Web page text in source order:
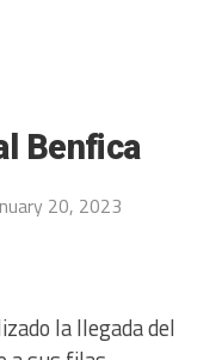
Benfica
20, 2023
la llegada del